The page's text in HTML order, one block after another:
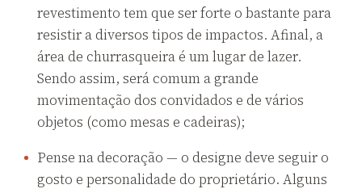
revestimento tem que ser forte o bastante para
resistir a diversos tipos de impactos. Afinal, a
área de churrasqueira é um lugar de lazer.
Sendo assim, será comum a grande
movimentação dos convidados e de vários
objetos (como mesas e cadeiras);
Pense na decoração — o designe deve seguir o
gosto e personalidade do proprietário. Alguns